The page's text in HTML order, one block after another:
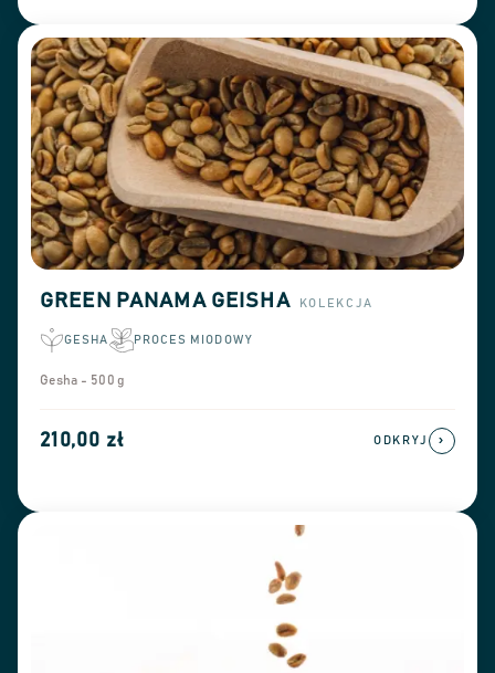
pasujące do Twojego profilu palenia.
GREEN PANAMA GEISHA KOLEKCJA
GESHA PROCES MIODOWY
Gesha - 500 g
210,00 zł ODKRYJ ›